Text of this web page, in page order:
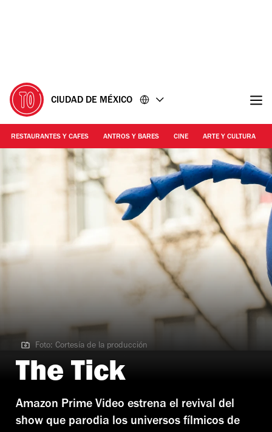
CIUDAD DE MÉXICO
RESTAURANTES Y CAFES ANTROS Y BARES CINE ARTE Y CULTURA
Foto: Cortesía de la producción
Foto: Cortesía de la producción
The Tick
Amazon Prime Video estrena el revival del
show que parodia los universos fílmicos de